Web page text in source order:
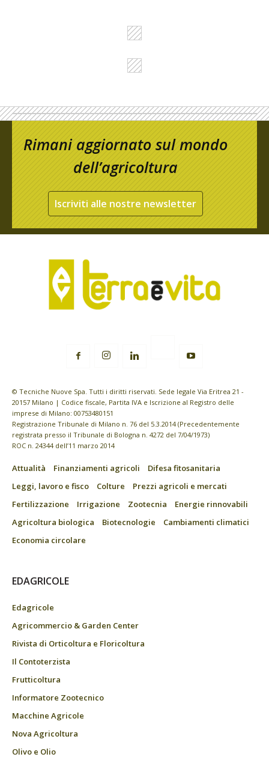
Rimani aggiornato sul mondo
dell’agricoltura
Iscriviti alle nostre newsletter
© Tecniche Nuove Spa. Tutti i diritti riservati. Sede legale Via Eritrea 21 -
20157 Milano | Codice fiscale, Partita IVA e Iscrizione al Registro delle
imprese di Milano: 00753480151
Registrazione Tribunale di Milano n. 76 del 5.3.2014 (Precedentemente
registrata presso il Tribunale di Bologna n. 4272 del 7/04/1973)
ROC n. 24344 dell’11 marzo 2014
Attualità Finanziamenti agricoli
Difesa fitosanitaria
Leggi, lavoro e fisco
Colture
Prezzi agricoli e mercati
Fertilizzazione
Irrigazione Zootecnia
Energie rinnovabili
Agricoltura biologica
Biotecnologie
Cambiamenti climatici
Economia circolare
EDAGRICOLE
Edagricole
Agricommercio & Garden Center
Rivista di Orticoltura e Floricoltura
Il Contoterzista
Frutticoltura
Informatore Zootecnico
Macchine Agricole
Nova Agricoltura
Olivo e Olio